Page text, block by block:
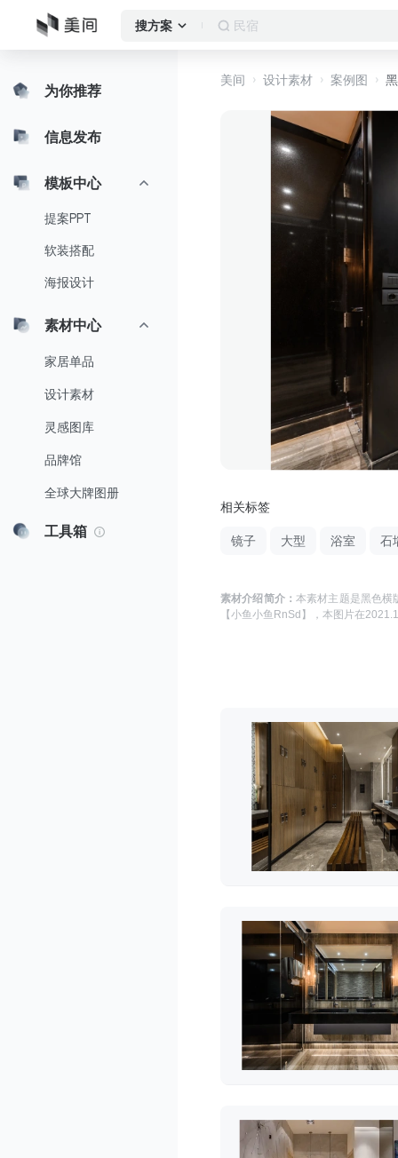
搜方案 民宿
为你推荐
信息发布
模板中心
提案PPT
软装搭配
海报设计
素材中心
家居单品
设计素材
灵感图库
品牌馆
全球大牌图册
工具箱
美间 设计素材 案例图
相关标签
镜子 大型 浴室 石
素材介绍简介： 本素材主题是黑色横
【小鱼小鱼RnSd】
，本图片在